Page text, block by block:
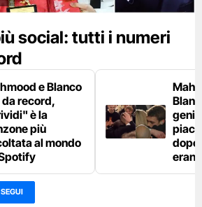
social: tutti i numeri
e Blanco
record,
è la
più
al mondo
dopo
SEGUI